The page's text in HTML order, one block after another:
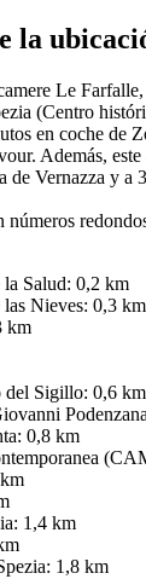
la
Le Farfalle,
(Centro
en coche de
Además, este
de Vernazza y a
números
la Salud: 0,2 km
las Nieves: 0,3 km
km
del Sigillo: 0,6 km
0,8 km
1,4 km
1,8 km